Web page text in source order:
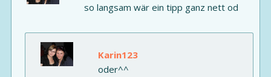
so langsam wär ein tipp ganz nett od
Karin123
oder^^